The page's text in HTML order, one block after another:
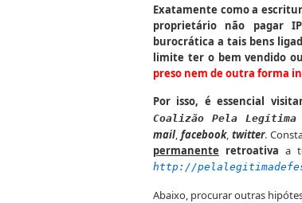
Exatamente como a
proprietário não pagar
burocrática a tais bens
limite ter o bem vendido
preso nem de outra forma
Por isso, é essencial
Coalizão Pela
mail,facebook,twitter.
permanente retroativaa
http://
Abaixo, procurar outras